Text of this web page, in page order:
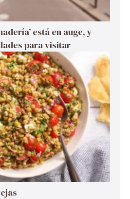
está en auge, y
para visitar